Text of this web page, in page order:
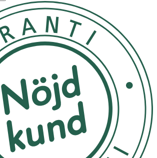
Mått
29–31 cm
31–33 cm
35–37 cm
37–40 cm
40–43 cm
43–46 cm